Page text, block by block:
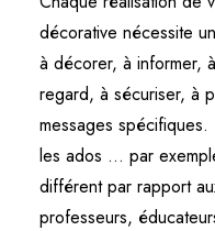
décorative nécessite
à décorer, à informer,
regard, à sécuriser, à
messages
les ados … par
différent par rapport
professeurs,